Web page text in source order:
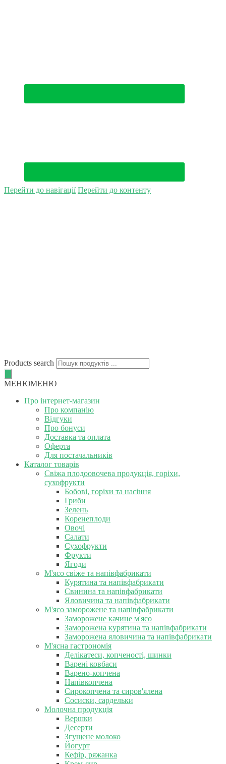
Перейти до навігації Перейти до контенту
Products search
МЕНЮМЕНЮ
Про інтернет-магазин
Про компанію
Відгуки
Про бонуси
Доставка та оплата
Оферта
Для постачальників
Каталог товарів
Свіжа плодоовочева продукція, горіхи,
сухофрукти
Бобові, горіхи та насіння
Гриби
Зелень
Коренеплоди
Овочі
Салати
Сухофрукти
Фрукти
Ягоди
М'ясо свіже та напівфабрикати
Курятина та напівфабрикати
Свинина та напівфабрикати
Яловичина та напівфабрикати
М'ясо заморожене та напівфабрикати
Заморожене качине м'ясо
Заморожена курятина та напівфабрикати
Заморожена яловичина та напівфабрикати
М'ясна гастрономія
Делікатеси, копченості, шинки
Варені ковбаси
Варено-копчена
Напівкопчена
Сирокопчена та сиров'ялена
Сосиски, сардельки
Молочна продукція
Вершки
Десерти
Згущене молоко
Йогурт
Кефір, ряжанка